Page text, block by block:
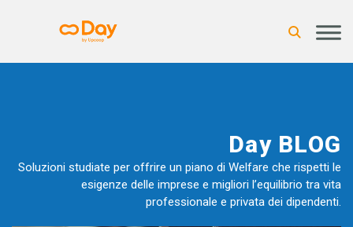
Day BLOG
Soluzioni studiate per offrire un piano di Welfare che rispetti le
esigenze delle imprese e migliori l’equilibrio tra vita
professionale e privata dei dipendenti.